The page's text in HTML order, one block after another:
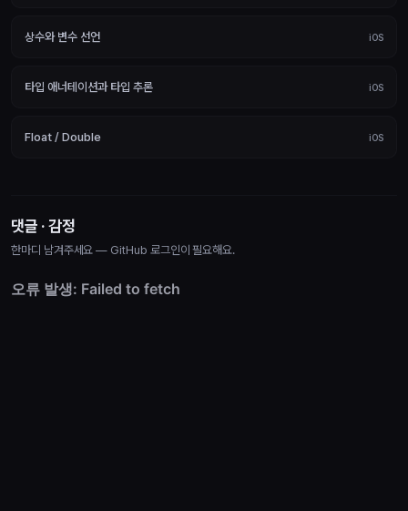
상수와 변수 선언 iOS
타입 애너테이션과 타입 추론 iOS
Float / Double iOS
댓글 · 감정
한마디 남겨주세요 — GitHub 로그인이 필요해요.